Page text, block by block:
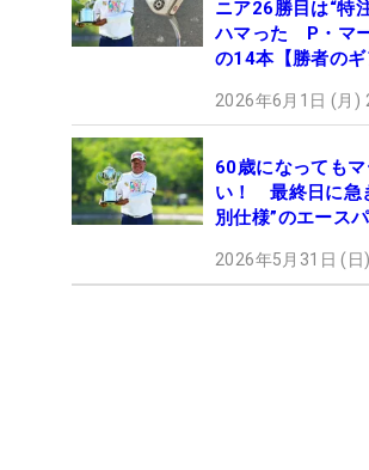
ニア26勝目は“特
ハマった P・マ
の14本【勝者のギ
2026年6月1日 (月)
60歳になっても
い！ 最終日に急
別仕様”のエース
2026年5月31日 (